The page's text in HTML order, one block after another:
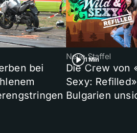
bei
1 Min
Neue Staffel
Die Crew von
Sexy:
Bulgarien